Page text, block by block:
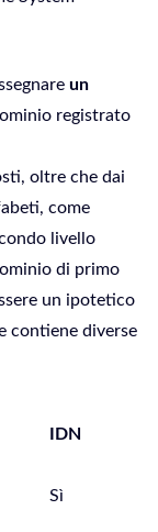
un
registrato
oltre che dai
come
livello
di primo
un ipotetico
contiene diverse
IDN
Sì